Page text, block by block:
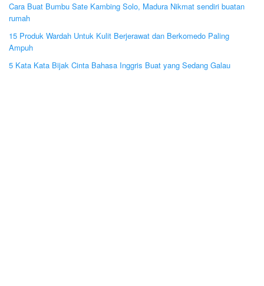
Cara Buat Bumbu Sate Kambing Solo, Madura Nikmat sendiri buatan
rumah
15 Produk Wardah Untuk Kulit Berjerawat dan Berkomedo Paling
Ampuh
5 Kata Kata Bijak Cinta Bahasa Inggris Buat yang Sedang Galau